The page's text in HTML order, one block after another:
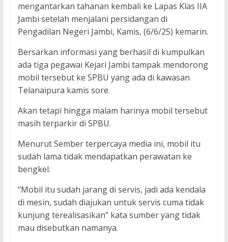
mengantarkan tahanan kembali ke Lapas Klas IIA
Jambi setelah menjalani persidangan di
Pengadilan Negeri Jambi, Kamis, (6/6/25) kemarin.
Bersarkan informasi yang berhasil di kumpulkan
ada tiga pegawai Kejari Jambi tampak mendorong
mobil tersebut ke SPBU yang ada di kawasan
Telanaipura kamis sore.
Akan tetapi hingga malam harinya mobil tersebut
masih terparkir di SPBU.
Menurut Sember terpercaya media ini, mobil itu
sudah lama tidak mendapatkan perawatan ke
bengkel.
“Mobil itu sudah jarang di servis, jadi ada kendala
di mesin, sudah diajukan untuk servis cuma tidak
kunjung terealisasikan” kata sumber yang tidak
mau disebutkan namanya.